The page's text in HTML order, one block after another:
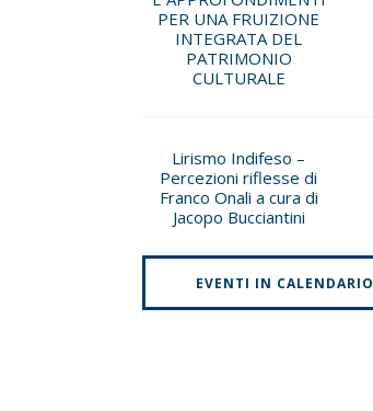
PER UNA FRUIZIONE
INTEGRATA DEL
PATRIMONIO
CULTURALE
Lirismo Indifeso –
Percezioni riflesse di
Franco Onali a cura di
Jacopo Bucciantini
EVENTI IN CALENDARIO